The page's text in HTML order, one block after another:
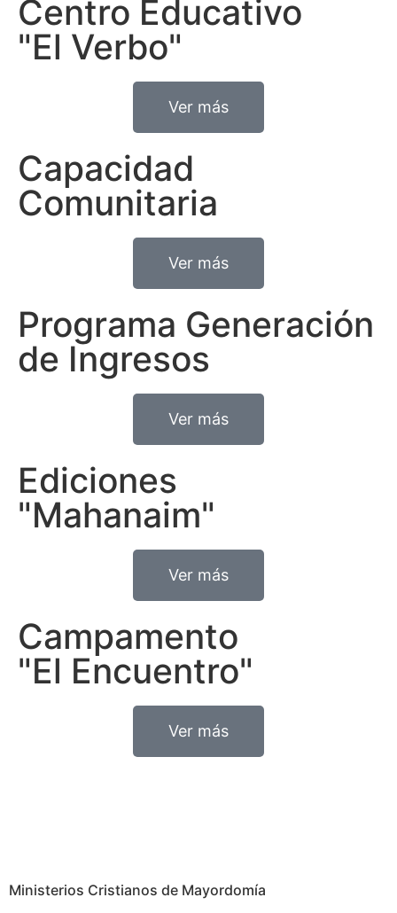
Centro Educativo
"El Verbo"
Ver más
Capacidad
Comunitaria
Ver más
Programa Generación
de Ingresos
Ver más
Ediciones
"Mahanaim"
Ver más
Campamento
"El Encuentro"
Ver más
Ministerios Cristianos de Mayordomía